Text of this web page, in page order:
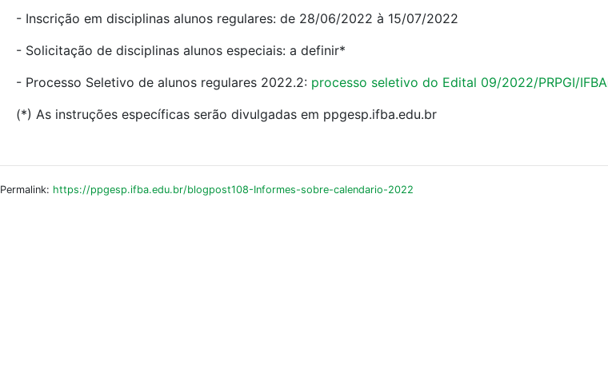
- Inscrição em disciplinas alunos regulares: de 28/06/2022 à 15/07/2022
- Solicitação de disciplinas alunos especiais: a definir*
- Processo Seletivo de alunos regulares 2022.2: processo seletivo do Edital 09/2022/PRPGI/IFBA
(*) As instruções específicas serão divulgadas em ppgesp.ifba.edu.br
Permalink: https://ppgesp.ifba.edu.br/blogpost108-Informes-sobre-calendario-2022